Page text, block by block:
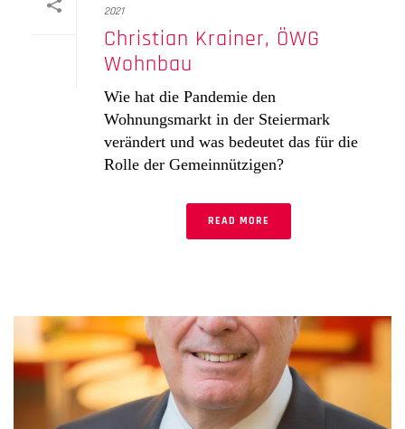
2021
Christian Krainer, ÖWG
Wohnbau
Wie hat die Pandemie den
Wohnungsmarkt in der Steiermark
verändert und was bedeutet das für die
Rolle der Gemeinnützigen?
READ MORE